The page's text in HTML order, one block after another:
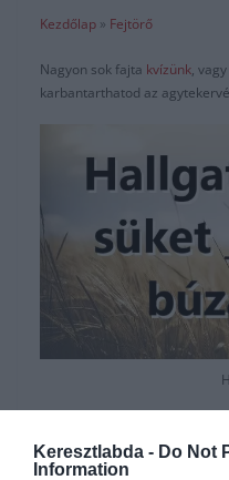
Keresztlabda - Do Not
Information
Kezdőlap » Fejtörő
Nagyon sok fajta kvízünk,
karbantarthatod az